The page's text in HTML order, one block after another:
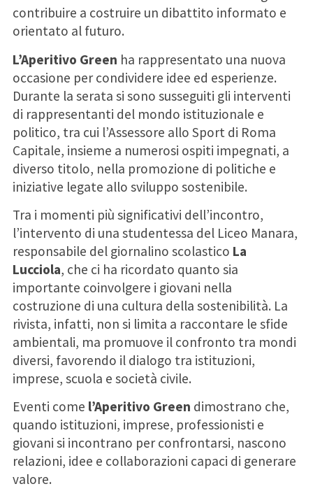
contribuire a costruire un dibattito informato e
orientato al futuro.
L’Aperitivo Green ha rappresentato una nuova
occasione per condividere idee ed esperienze.
Durante la serata si sono susseguiti gli interventi
di rappresentanti del mondo istituzionale e
politico, tra cui l’Assessore allo Sport di Roma
Capitale, insieme a numerosi ospiti impegnati, a
diverso titolo, nella promozione di politiche e
iniziative legate allo sviluppo sostenibile.
Tra i momenti più significativi dell’incontro,
l’intervento di una studentessa del Liceo Manara,
responsabile del giornalino scolastico La
Lucciola, che ci ha ricordato quanto sia
importante coinvolgere i giovani nella
costruzione di una cultura della sostenibilità. La
rivista, infatti, non si limita a raccontare le sfide
ambientali, ma promuove il confronto tra mondi
diversi, favorendo il dialogo tra istituzioni,
imprese, scuola e società civile.
Eventi come l’Aperitivo Green dimostrano che,
quando istituzioni, imprese, professionisti e
giovani si incontrano per confrontarsi, nascono
relazioni, idee e collaborazioni capaci di generare
valore.